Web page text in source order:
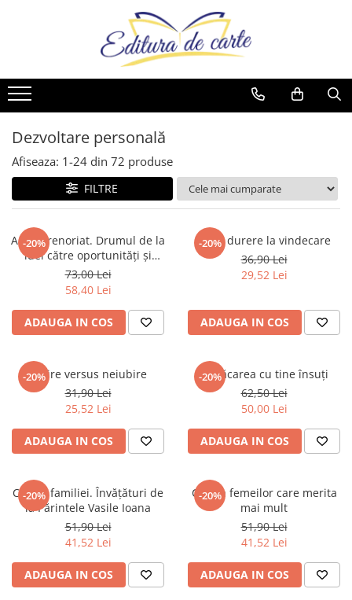
Toate Produsele
Comunicate
Capital
Evenimentul Zilei
Cărți
Artă
Beletristică
Cele mai vândute
Cultură generală
Cărți pentru copii
Dezvoltare personală
Eseistica
Filosofie
Gastronomie
Hobby
Istorie/Critica
Jurnale/Memorii
Manuale scolare/Cursuri
Medicină
Poezie
Reviste
Comunicate
Cărți
Reviste
Dezvoltare personală
Afiseaza: 1-24 din 72 produse
FILTRE
-20%
Antreprenoriat. Drumul de la
idei către oportunități și
succes în afaceri
73,00 Lei
58,40 Lei
ADAUGA IN COS
-20%
De la durere la vindecare
36,90 Lei
29,52 Lei
ADAUGA IN COS
-20%
Iubire versus neiubire
31,90 Lei
25,52 Lei
ADAUGA IN COS
-20%
Împăcarea cu tine însuți
62,50 Lei
50,00 Lei
ADAUGA IN COS
-20%
Cartea familiei. Învățături de
la Părintele Vasile Ioana
51,90 Lei
41,52 Lei
ADAUGA IN COS
-20%
Cartea femeilor care merita
mai mult
51,90 Lei
41,52 Lei
ADAUGA IN COS